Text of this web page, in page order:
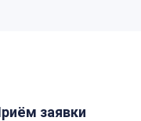
заявки